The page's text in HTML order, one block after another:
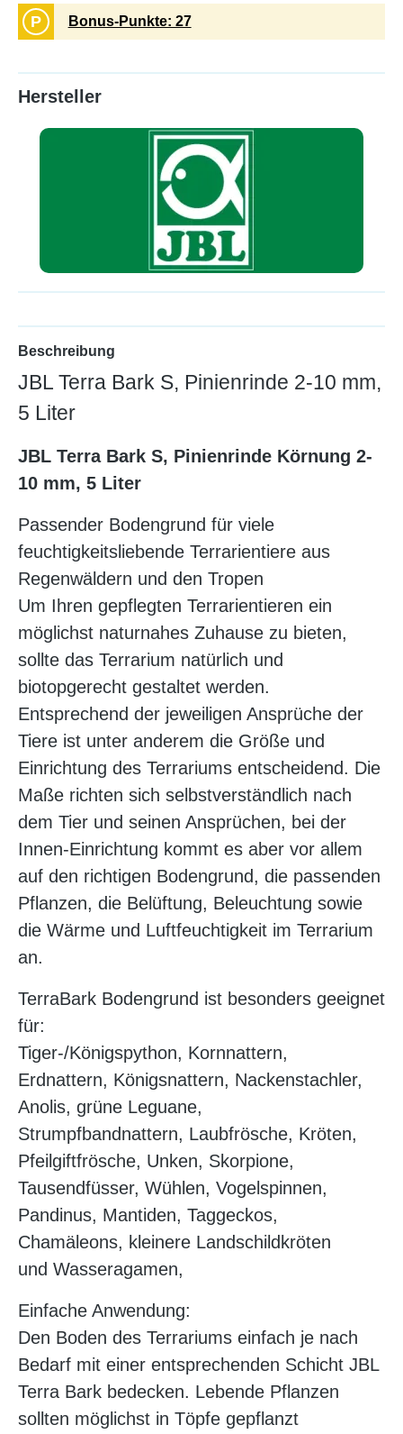
P Bonus-Punkte: 27
Hersteller
Beschreibung
JBL Terra Bark S, Pinienrinde 2-10 mm,
5 Liter
JBL Terra Bark S, Pinienrinde Körnung 2-
10 mm, 5 Liter
Passender Bodengrund für viele
feuchtigkeitsliebende Terrarientiere aus
Regenwäldern und den Tropen
Um Ihren gepflegten Terrarientieren ein
möglichst naturnahes Zuhause zu bieten,
sollte das Terrarium natürlich und
biotopgerecht gestaltet werden.
Entsprechend der jeweiligen Ansprüche der
Tiere ist unter anderem die Größe und
Einrichtung des Terrariums entscheidend. Die
Maße richten sich selbstverständlich nach
dem Tier und seinen Ansprüchen, bei der
Innen-Einrichtung kommt es aber vor allem
auf den richtigen Bodengrund, die passenden
Pflanzen, die Belüftung, Beleuchtung sowie
die Wärme und Luftfeuchtigkeit im Terrarium
an.
TerraBark Bodengrund ist besonders geeignet
für:
Tiger-/Königspython, Kornnattern,
Erdnattern, Königsnattern, Nackenstachler,
Anolis, grüne Leguane,
Strumpfbandnattern, Laubfrösche, Kröten,
Pfeilgiftfrösche, Unken, Skorpione,
Tausendfüsser, Wühlen, Vogelspinnen,
Pandinus, Mantiden, Taggeckos,
Chamäleons, kleinere Landschildkröten
und Wasseragamen,
Einfache Anwendung:
Den Boden des Terrariums einfach je nach
Bedarf mit einer entsprechenden Schicht JBL
Terra Bark bedecken. Lebende Pflanzen
sollten möglichst in Töpfe gepflanzt